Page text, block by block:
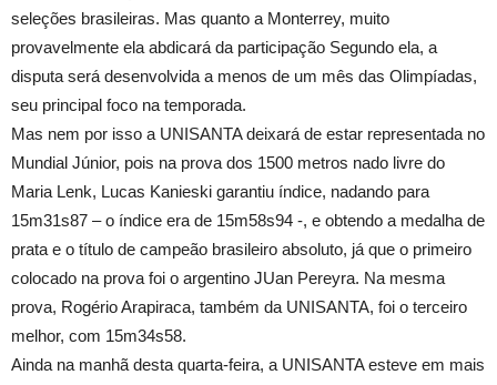
seleções brasileiras. Mas quanto a Monterrey, muito
provavelmente ela abdicará da participação Segundo ela, a
disputa será desenvolvida a menos de um mês das Olimpíadas,
seu principal foco na temporada.
Mas nem por isso a UNISANTA deixará de estar representada no
Mundial Júnior, pois na prova dos 1500 metros nado livre do
Maria Lenk, Lucas Kanieski garantiu índice, nadando para
15m31s87 – o índice era de 15m58s94 -, e obtendo a medalha de
prata e o título de campeão brasileiro absoluto, já que o primeiro
colocado na prova foi o argentino JUan Pereyra. Na mesma
prova, Rogério Arapiraca, também da UNISANTA, foi o terceiro
melhor, com 15m34s58.
Ainda na manhã desta quarta-feira, a UNISANTA esteve em mais